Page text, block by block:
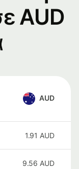
AUD
AUD
1.91 AUD
9.56 AUD